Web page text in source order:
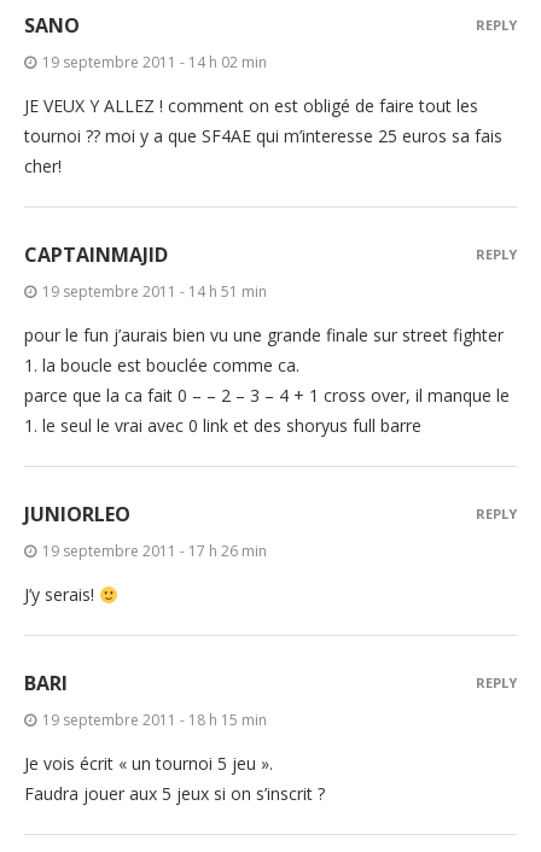
SANO
19 septembre 2011 - 14 h 02 min
JE VEUX Y ALLEZ ! comment on est obligé de faire tout les
tournoi ?? moi y a que SF4AE qui m’interesse 25 euros sa fais
cher!
REPLY
CAPTAINMAJID
19 septembre 2011 - 14 h 51 min
pour le fun j’aurais bien vu une grande finale sur street fighter
1. la boucle est bouclée comme ca.
parce que la ca fait 0 – – 2 – 3 – 4 + 1 cross over, il manque le
1. le seul le vrai avec 0 link et des shoryus full barre
REPLY
JUNIORLEO
19 septembre 2011 - 17 h 26 min
J’y serais!
REPLY
BARI
19 septembre 2011 - 18 h 15 min
Je vois écrit « un tournoi 5 jeu ».
Faudra jouer aux 5 jeux si on s’inscrit ?
REPLY